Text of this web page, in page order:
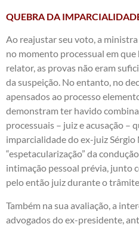
QUEBRA DA
Ao reajustar seu voto, a
no momento processual em
relator, as provas não eram
da suspeição. No entanto, no
apensados ao processo
demonstram ter havido
processuais – juiz e acusação –
imparcialidade do ex-juiz Sérgio
“espetacularização” da
intimação pessoal prévia, junto
pelo então juiz durante o
Também na sua avaliação, a
advogados do ex-presidente,